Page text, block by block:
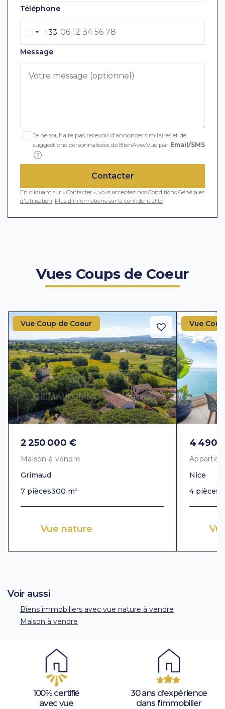
Téléphone
+33
Message
Je ne souhaite pas recevoir d'annonces similaires et de
suggestions personnalisées de BienAvecVue par Email/SMS
?
Contacter
En cliquant sur « Contacter », vous acceptez nos Conditions Générales
d'Utilisation Plus d'informations sur la confidentialité
Vues Coups de Coeur
Vue Coup de Coeur
2 250 000 €
Maison à vendre
Grimaud
7 pièces300 m²
Vue nature
Vue
4 490
Nice
4 pièces
Voir aussi
Biens immobiliers avec vue nature à vendre
Maison à vendre
100% certifié
avec vue
30 ans d'expérience
dans l'immobilier